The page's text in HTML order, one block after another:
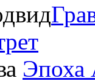
Эпоха